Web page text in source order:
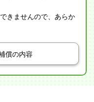
きませんので、あらか
償の内容